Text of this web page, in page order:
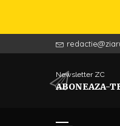
Newsletter ZC
ABONEAZA-